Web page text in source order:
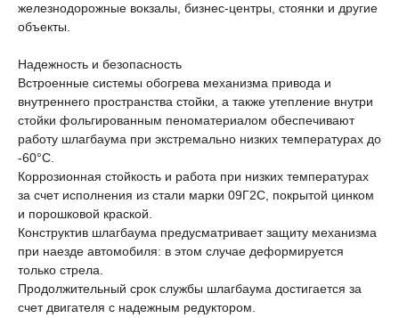
железнодорожные вокзалы, бизнес-центры, стоянки и другие
объекты.
Надежность и безопасность
Встроенные системы обогрева механизма привода и
внутреннего пространства стойки, а также утепление внутри
стойки фольгированным пеноматериалом обеспечивают
работу шлагбаума при экстремально низких температурах до
-60°C.
Коррозионная стойкость и работа при низких температурах
за счет исполнения из стали марки 09Г2С, покрытой цинком
и порошковой краской.
Конструктив шлагбаума предусматривает защиту механизма
при наезде автомобиля: в этом случае деформируется
только стрела.
Продолжительный срок службы шлагбаума достигается за
счет двигателя с надежным редуктором.